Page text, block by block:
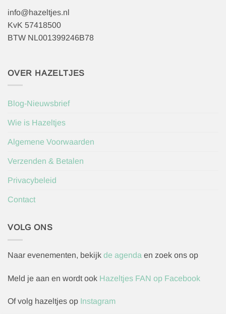
info@hazeltjes.nl
KvK 57418500
BTW NL001399246B78
OVER HAZELTJES
Blog-Nieuwsbrief
Wie is Hazeltjes
Algemene Voorwaarden
Verzenden & Betalen
Privacybeleid
Contact
VOLG ONS
Naar evenementen, bekijk de agenda en zoek ons op
Meld je aan en wordt ook Hazeltjes FAN op Facebook
Of volg hazeltjes op Instagram